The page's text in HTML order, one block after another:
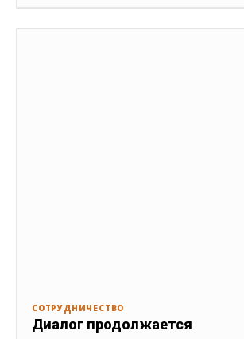
СОТРУДНИЧЕСТВО
Диалог продолжается